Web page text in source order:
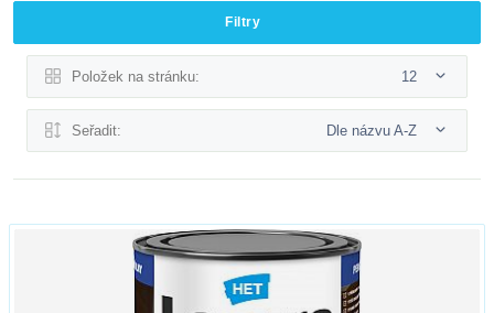
Filtry
Položek na stránku: 12
Seřadit: Dle názvu A-Z